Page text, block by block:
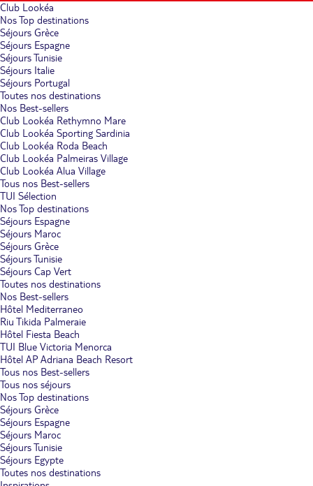
Club Lookéa
Nos Top destinations
Séjours Grèce
Séjours Espagne
Séjours Tunisie
Séjours Italie
Séjours Portugal
Toutes nos destinations
Nos Best-sellers
Club Lookéa Rethymno Mare
Club Lookéa Sporting Sardinia
Club Lookéa Roda Beach
Club Lookéa Palmeiras Village
Club Lookéa Alua Village
Tous nos Best-sellers
TUI Sélection
Nos Top destinations
Séjours Espagne
Séjours Maroc
Séjours Grèce
Séjours Tunisie
Séjours Cap Vert
Toutes nos destinations
Nos Best-sellers
Hôtel Mediterraneo
Riu Tikida Palmeraie
Hôtel Fiesta Beach
TUI Blue Victoria Menorca
Hôtel AP Adriana Beach Resort
Tous nos Best-sellers
Tous nos séjours
Nos Top destinations
Séjours Grèce
Séjours Espagne
Séjours Maroc
Séjours Tunisie
Séjours Egypte
Toutes nos destinations